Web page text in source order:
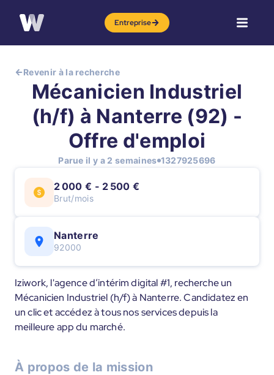
Entreprise
Revenir à la recherche
Mécanicien Industriel
(h/f) à Nanterre (92) -
Offre d'emploi
Parue il y a 2 semaines 1327925696
2 000 € - 2 500 €
Brut/mois
Nanterre
92000
Iziwork, l'agence d’intérim digital #1, recherche un
Mécanicien Industriel (h/f) à Nanterre. Candidatez en
un clic et accédez à tous nos services depuis la
meilleure app du marché.
À propos de la mission